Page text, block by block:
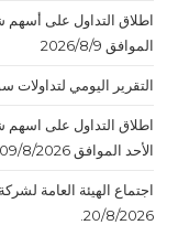
اطلاق التداول على
الموافق 2026/8/9
التقرير اليومي لتداولات سوق
اطلاق التداول على اسهم
الأحد الموافق 09/8/2026
اجتماع الهيئة العامة
20/8/2026.